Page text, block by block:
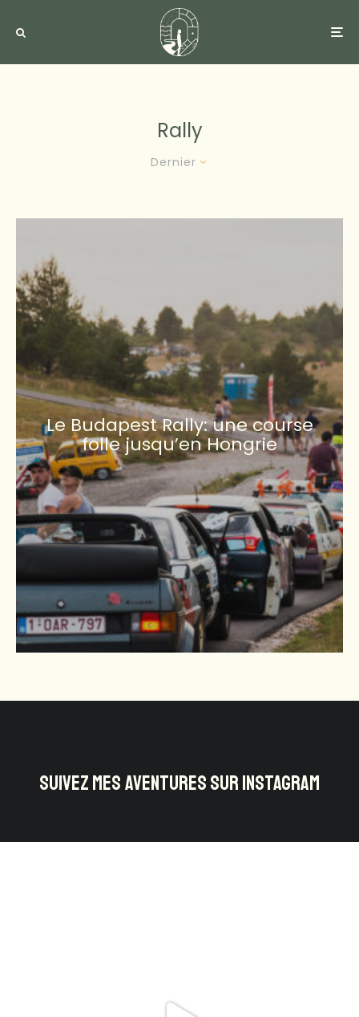
Rally
Dernier
Le Budapest Rally: une course
folle jusqu’en Hongrie
SUIVEZ MES AVENTURES SUR INSTAGRAM